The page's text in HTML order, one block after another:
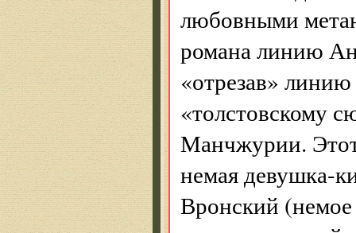
любовными
романа линию
«отрезав»
«толстовскому
Манчжурии.
немая девушка-
Вронский